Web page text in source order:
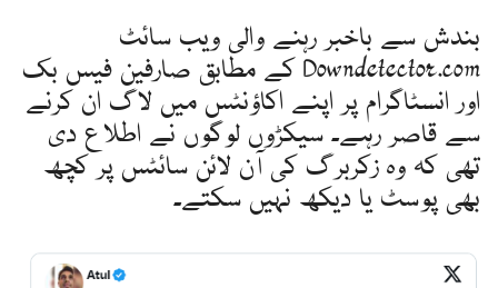
بندش سے باخبر رہنے والی ویب سائٹ
Downdetector.com کے مطابق صارفین فیس بک
اور انسٹاگرام پر اپنے اکاؤنٹس میں لاگ ان کرنے
سے قاصر رہے۔ سیکڑوں لوگوں نے اطلاع دی
تھی کہ وہ زکربرگ کی آن لائن سائٹس پر کچھ
بھی پوسٹ یا دیکھ نہیں سکتے۔